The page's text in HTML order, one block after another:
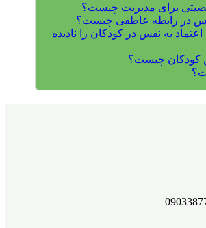
برای مدیریت چیست؟
در رابطه عاطفی چیست؟
اعتماد به نفس در کودکان را نادیده
کودکان چیست؟